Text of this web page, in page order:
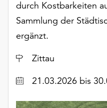
durch Kostbarkeiten
Sammlung der
ergänzt.
Ort
Zittau
Datum21.03.2026 bis